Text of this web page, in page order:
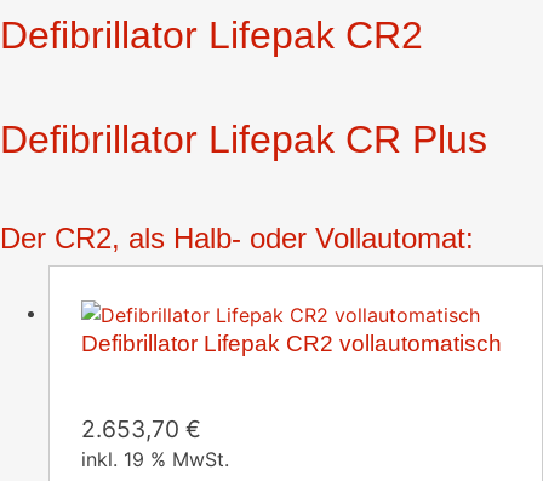
Defibrillator Lifepak CR2
Defibrillator Lifepak CR Plus
Der CR2, als Halb- oder Vollautomat:
Defibrillator Lifepak CR2 vollautomatisch
2.653,70 €
inkl. 19 % MwSt.